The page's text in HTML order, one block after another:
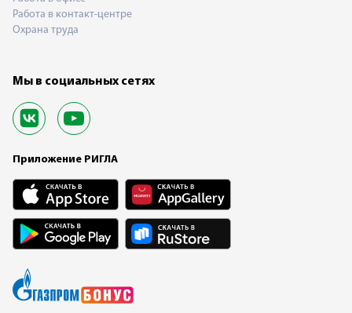
Работа в контакт-центре
Охрана труда
Мы в социальных сетях
Приложение РИГЛА